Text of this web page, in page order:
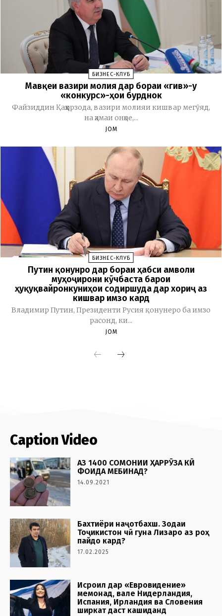
Caption Video
АЗ 1400 СОМОНИИ ҲАРРӮЗА КӢ
ФОИДА МЕБИНАД?
14.09.2021
Бахтиёри наҷотбахш. Зодаи
Тоҷикистон чӣ гуна Лизаро аз роҳ
пайдо кард?
17.02.2025
Исроил дар «Евровидение»
мемонад, вале Нидерландия,
Испания, Ирландия ва Словения
ширкат даст кашиданд